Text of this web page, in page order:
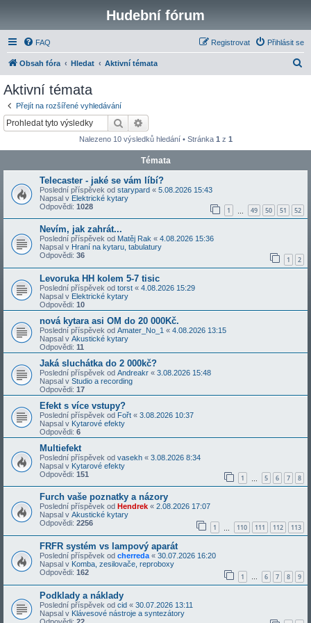
Hudební fórum
FAQ Přihlásit se
Registrovat
Obsah fóra Hledat Aktivní témata
Aktivní témata
Přejít na rozšířené vyhledávání
Hledat
Nalezeno 10 výsledků hledání • Stránka 1 z 1
Témata
Telecaster - jaké se vám líbí?
Poslední příspěvek od starypard « 5.08.2026 15:43
Napsal v Elektrické kytary
Odpovědi: 1028 1 49 50 51 52
Nevím, jak zahrát...
Poslední příspěvek od Matěj Rak « 4.08.2026 15:36
Napsal v Hraní na kytaru, tabulatury
Odpovědi: 36 1 2
Levoruka HH kolem 5-7 tisic
Poslední příspěvek od torst « 4.08.2026 15:29
Napsal v Elektrické kytary
Odpovědi: 10
nová kytara asi OM do 20 000Kč.
Poslední příspěvek od Amater_No_1 « 4.08.2026 13:15
Napsal v Akustické kytary
Odpovědi: 11
Jaká sluchátka do 2 000kč?
Poslední příspěvek od Andreakr « 3.08.2026 15:48
Napsal v Studio a recording
Odpovědi: 17
Efekt s více vstupy?
Poslední příspěvek od Fořt « 3.08.2026 10:37
Napsal v Kytarové efekty
Odpovědi: 6
Multiefekt
Poslední příspěvek od vasekh « 3.08.2026 8:34
Napsal v Kytarové efekty
Odpovědi: 151 1 5 6 7 8
Furch vaše poznatky a názory
Poslední příspěvek od Hendrek « 2.08.2026 17:07
Napsal v Akustické kytary
Odpovědi: 2256 1 110 111 112 113
FRFR systém vs lampový aparát
Poslední příspěvek od cherreda « 30.07.2026 16:20
Napsal v Komba, zesilovače, reproboxy
Odpovědi: 162 1 … 6 7 8 9
Podklady a náklady
Poslední příspěvek od cid « 30.07.2026 13:11
Napsal v Klávesové nástroje a syntezátory